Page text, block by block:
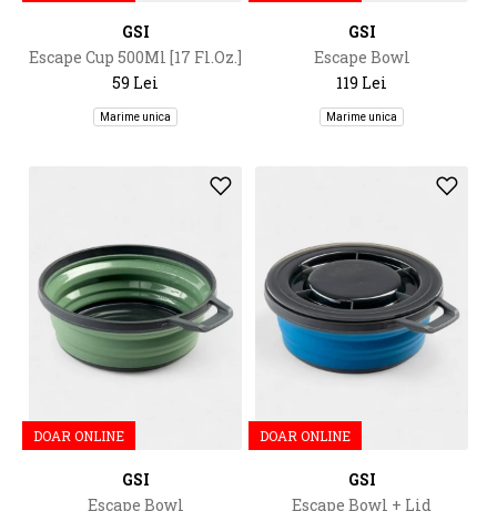
GSI
Escape Cup 500Ml [17 Fl.Oz.]
59 Lei
Marime unica
GSI
Escape Bowl
119 Lei
Marime unica
DOAR ONLINE
GSI
Escape Bowl
DOAR ONLINE
GSI
Escape Bowl + Lid